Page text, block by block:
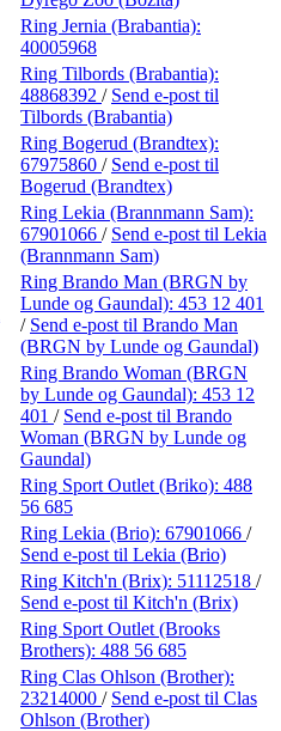
Ring Jernia (Brabantia):
40005968
Ring Tilbords (Brabantia):
48868392 / Send e-post til
Tilbords (Brabantia)
Ring Bogerud (Brandtex):
67975860 / Send e-post til
Bogerud (Brandtex)
Ring Lekia (Brannmann Sam):
67901066 / Send e-post til Lekia
(Brannmann Sam)
Ring Brando Man (BRGN by
Lunde og Gaundal): 453 12 401
/ Send e-post til Brando Man
(BRGN by Lunde og Gaundal)
Ring Brando Woman (BRGN
by Lunde og Gaundal): 453 12
401 / Send e-post til Brando
Woman (BRGN by Lunde og
Gaundal)
Ring Sport Outlet (Briko): 488
56 685
Ring Lekia (Brio): 67901066 /
Send e-post til Lekia (Brio)
Ring Kitch'n (Brix): 51112518 /
Send e-post til Kitch'n (Brix)
Ring Sport Outlet (Brooks
Brothers): 488 56 685
Ring Clas Ohlson (Brother):
23214000 / Send e-post til Clas
Ohlson (Brother)